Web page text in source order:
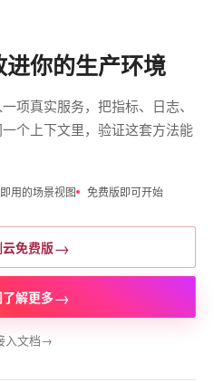
你的生产环境
项真实服务，把指标、日志、
个上下文里，验证这套方法能
用的场景视图 免费版即可开始
免费版→
解更多→
入文档→